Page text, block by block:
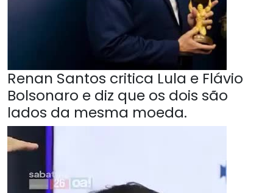
Renan Santos critica Lula e Flávio
Bolsonaro e diz que os dois são
lados da mesma moeda.